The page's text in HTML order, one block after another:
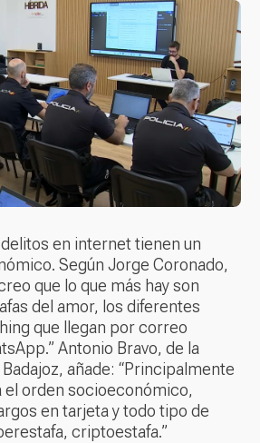
en internet tienen un
Según Jorge Coronado,
que lo que más hay son
del amor, los diferentes
que llegan por correo
Antonio Bravo, de la
añade: “Principalmente
orden socioeconómico,
en tarjeta y todo tipo de
criptoestafa.”